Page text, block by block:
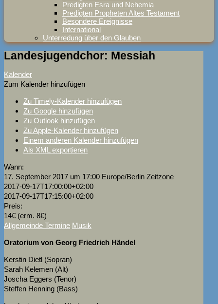
Predigten Esra und Nehemia
Predigten Propheten Altes Testament
Besondere Ereignisse
International
Unterredung über den Glauben
Landesjugendchor: Messiah
Kalender
Zum Kalender hinzufügen
Zu Timely-Kalender hinzufügen
Zu Google hinzufügen
Zu Outlook hinzufügen
Zu Apple-Kalender hinzufügen
Einem anderen Kalender hinzufügen
Als XML exportieren
Wann:
17. September 2017 um 17:00 Europe/Berlin Zeitzone
2017-09-17T17:00:00+02:00
2017-09-17T17:15:00+02:00
Preis:
14€ (erm. 8€)
Allgemeinde Termine Musik
Oratorium von Georg Friedrich Händel
Kerstin Dietl (Sopran)
Sarah Kelemen (Alt)
Joscha Eggers (Tenor)
Steffen Henning (Bass)